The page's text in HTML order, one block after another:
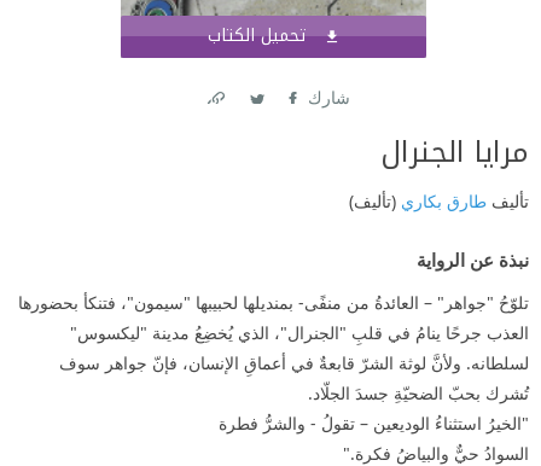
تحميل الكتاب
شارك
مرايا الجنرال
تأليف طارق بكاري (تأليف)
نبذة عن الرواية
تلوّحُ "جواهر" – العائدةُ من منفًى- بمنديلها لحبيبها "سيمون"، فتنكأ بحضورها
العذب جرحًا ينامُ في قلبِ "الجنرال"، الذي يُخضِعُ مدينة "ليكسوس"
لسلطانه. ولأنَّ لوثة الشرّ قابعةٌ في أعماقِ الإنسان، فإنّ جواهر سوف
تُشرك بحبّ الضحيّةِ جسدَ الجلّاد.
"الخيرُ استثناءُ الوديعين – تقولُ - والشرُّ فطرة
السوادُ حيٌّ والبياضُ فكرة."